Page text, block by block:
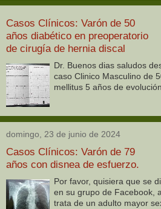
Casos Clínicos: Varón de 50
años diabético en preoperatorio
de cirugía de hernia discal
Dr. Buenos dias saludos
caso Clinico Masculino de
mellitus 5 años de
domingo, 23 de junio de 2024
Casos Clínicos: Varón de 79
años con disnea de esfuerzo.
Por favor, quisiera que se
en su grupo de Facebook,
trata de un adulto mayor